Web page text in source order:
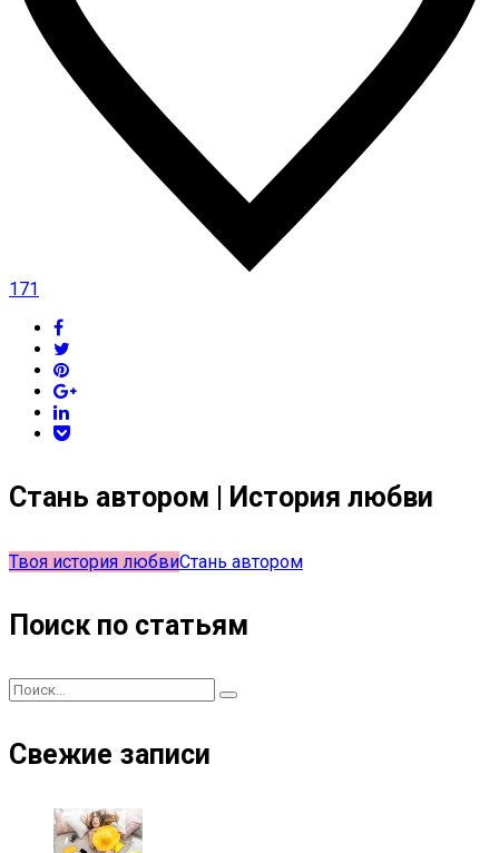
171
Стань автором | История любви
Твоя история любвиСтань автором
Поиск по статьям
Свежие записи